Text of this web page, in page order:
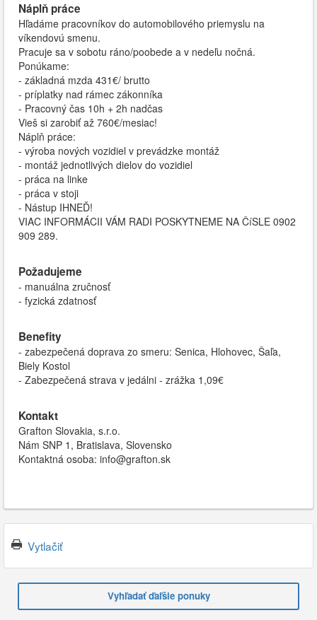
Náplň práce
Hľadáme pracovníkov do automobilového priemyslu na
víkendovú smenu.
Pracuje sa v sobotu ráno/poobede a v nedeľu nočná.
Ponúkame:
- základná mzda 431€/ brutto
- príplatky nad rámec zákonníka
- Pracovný čas 10h + 2h nadčas
Vieš si zarobiť až 760€/mesiac!
Náplň práce:
- výroba nových vozidiel v prevádzke montáž
- montáž jednotlivých dielov do vozidiel
- práca na linke
- práca v stoji
- Nástup IHNEĎ!
VIAC INFORMÁCII VÁM RADI POSKYTNEME NA ČíSLE 0902
909 289.
Požadujeme
- manuálna zručnosť
- fyzická zdatnosť
Benefity
- zabezpečená doprava zo smeru: Senica, Hlohovec, Šaľa,
Biely Kostol
- Zabezpečená strava v jedálni - zrážka 1,09€
Kontakt
Grafton Slovakia, s.r.o.
Nám SNP 1, Bratislava, Slovensko
Kontaktná osoba: info@grafton.sk
Vytlačiť
Vyhľadať ďaľšie ponuky